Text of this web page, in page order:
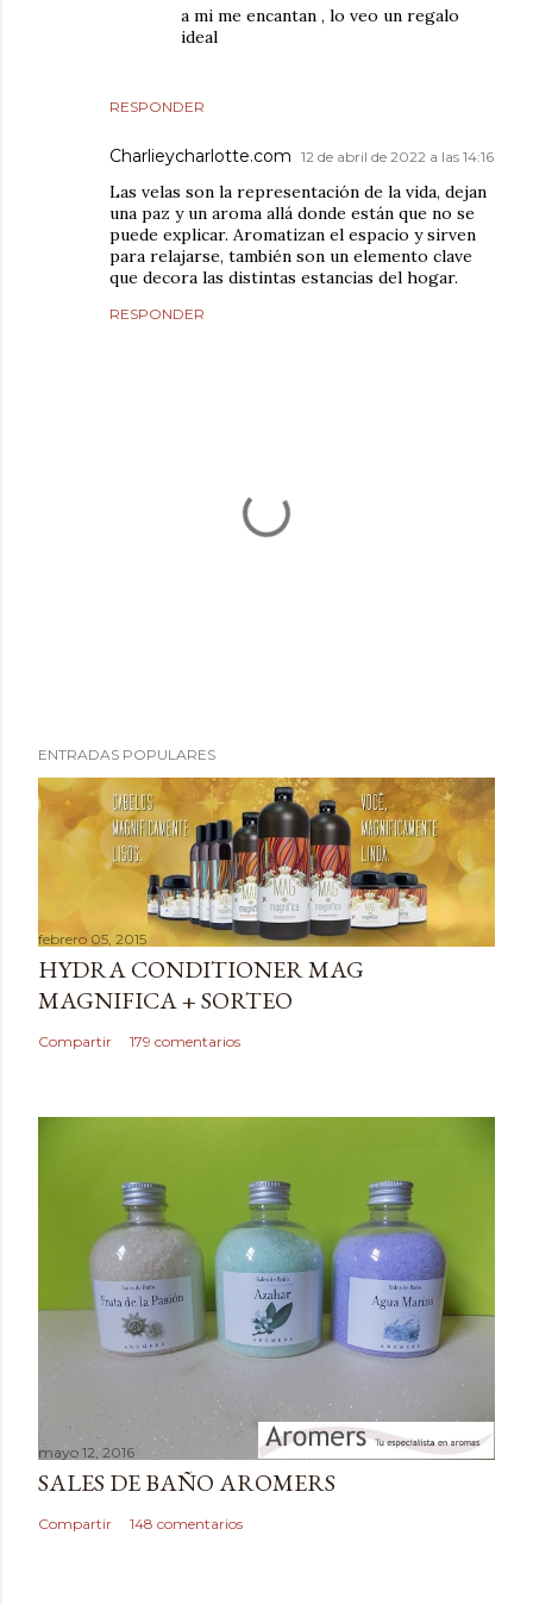
RESPONDER
a mi me encantan , lo veo un regalo
ideal
Charlieycharlotte.com 12 de abril de 2022 a las 14:16
Las velas son la representación de la vida, dejan
una paz y un aroma allá donde están que no se
puede explicar. Aromatizan el espacio y sirven
para relajarse, también son un elemento clave
que decora las distintas estancias del hogar.
RESPONDER
u
b
a
r
u
n
c
o
ENTRADAS POPULARES
febrero 05, 2015
HYDRA CONDITIONER MAG
MAGNIFICA + SORTEO
Compartir 179 comentarios
mayo 12, 2016
SALES DE BAÑO AROMERS
Compartir 148 comentarios